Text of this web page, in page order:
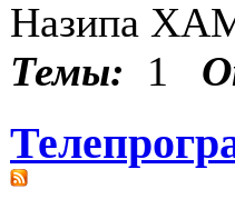
Назипа
Темы:
1